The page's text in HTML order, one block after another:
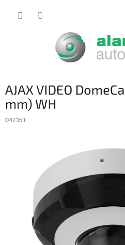
AJAX VIDEO
mm) WH
042351